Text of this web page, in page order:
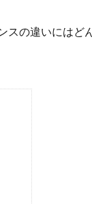
スの違いにはど